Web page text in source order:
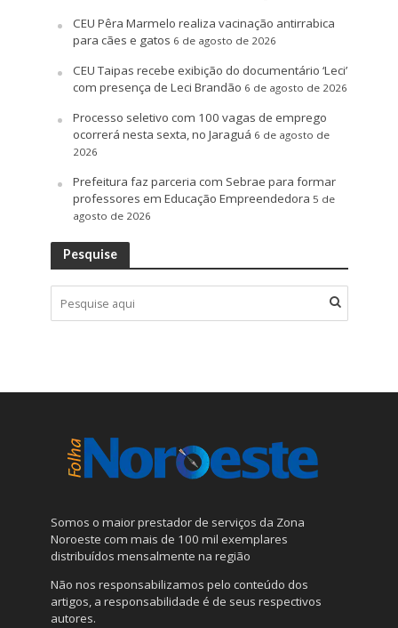
CEU Pêra Marmelo realiza vacinação antirrabica
para cães e gatos 6 de agosto de 2026
CEU Taipas recebe exibição do documentário ‘Leci’
com presença de Leci Brandão 6 de agosto de 2026
Processo seletivo com 100 vagas de emprego
ocorrerá nesta sexta, no Jaraguá 6 de agosto de
2026
Prefeitura faz parceria com Sebrae para formar
professores em Educação Empreendedora 5 de
agosto de 2026
Pesquise
Somos o maior prestador de serviços da Zona
Noroeste com mais de 100 mil exemplares
distribuídos mensalmente na região
Não nos responsabilizamos pelo conteúdo dos
artigos, a responsabilidade é de seus respectivos
autores.